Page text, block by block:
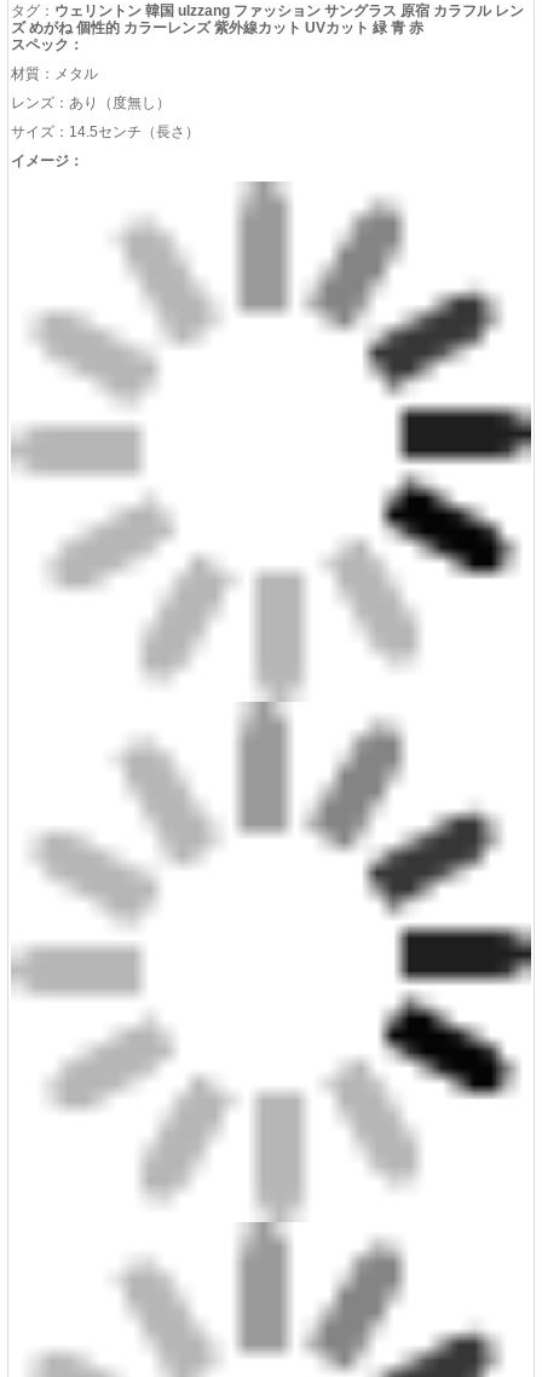
タグ： ウェリントン 韓国 ulzzang ファッション サングラス 原宿 カラフル レン
ズ めがね 個性的 カラーレンズ 紫外線カット UVカット 緑 青 赤
スペック：
材質：メタル
レンズ：あり（度無し）
サイズ：14.5センチ（長さ）
イメージ：